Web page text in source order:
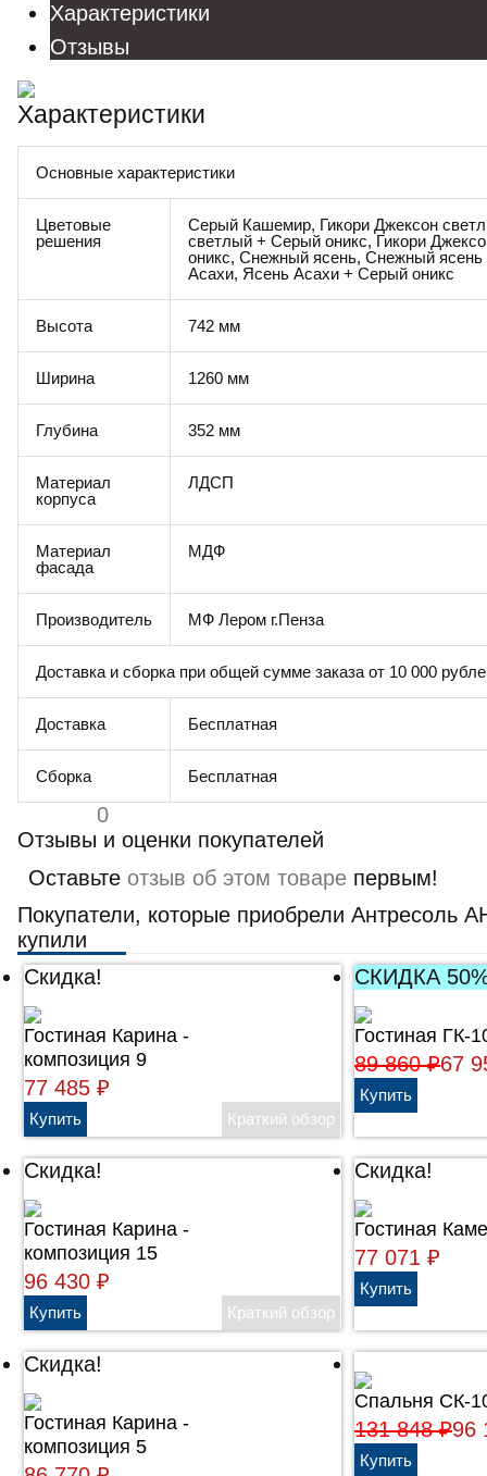
Характеристики
Отзывы
Характеристики
Основные характеристики
Цветовые
решения
Серый Кашемир, Гикори Джексон
светлый + Серый оникс, Гикори
оникс, Снежный ясень, Снежный
Асахи, Ясень Асахи + Серый оникс
Высота 742 мм
Ширина 1260 мм
Глубина 352 мм
Материал
корпуса
ЛДСП
Материал
фасада
МДФ
Производитель МФ Лером г.Пенза
Доставка и сборка при общей сумме заказа от 10 000
Доставка Бесплатная
Сборка Бесплатная
0
Отзывы и оценки покупателей
Оставьте отзыв об этом товаре первым!
Покупатели, которые приобрели Антресоль
купили
Скидка!
Гостиная Карина -
композиция 9
77 485₽
СКИДКА
Гостиная ГК-
89 860₽67
Скидка!
Гостиная Карина -
композиция 15
96 430₽
Скидка!
Гостиная
77 071₽
Скидка!
Гостиная Карина -
композиция 5
Спальня СК-
131 848₽96